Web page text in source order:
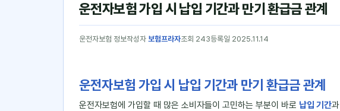
운전자보험 가입 시 납입 기간과 만기 환급금 관계
운전자보험 정보작성자 보험프라자조회 243등록일 2025.11.14
운전자보험 가입 시 납입 기간과 만기 환급금 관계
운전자보험에 가입할 때 많은 소비자들이 고민하는 부분이 바로 납입 기간과